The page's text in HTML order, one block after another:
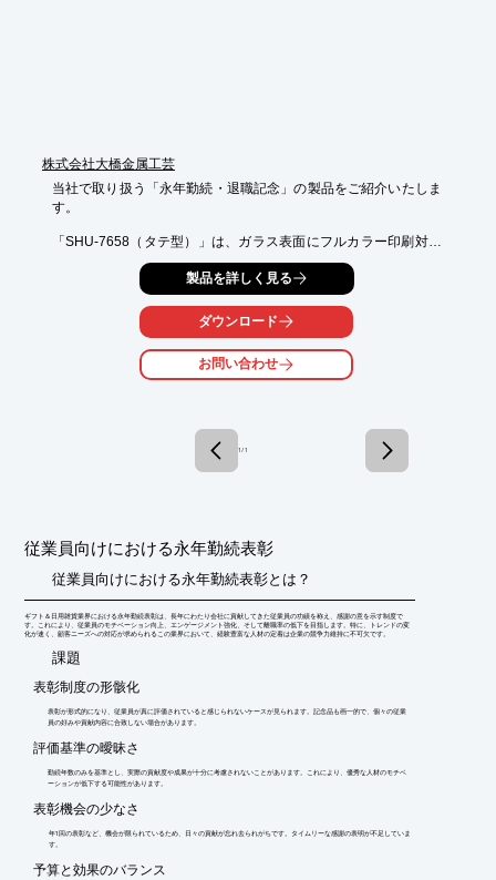
株式会社大橋金属工芸
当社で取り扱う「永年勤続・退職記念」の製品をご紹介いたしま
す。
「SHU-7658（タテ型）」は、ガラス表面にフルカラー印刷対応
背景をグラデーション仕様にする事もでき、華やかな仕上がりに
この他に、時計付記念品の「SBM-8297」や、本格蒔絵加工楯の
「SHH-7795（枝垂れ桜に月）」などもございます。
【ラインアップ（一部）】
■光学ガラス製一輪挿し SBM-8549
■光学ガラス製ペーパーウエイト SBM-8543
下さい。
製品を詳しく見る
ダウンロード
お問い合わせ
1 / 1
従業員向けにおける永年勤続表彰
従業員向けにおける永年勤続表彰とは？
ギフト＆日用雑貨業界における永年勤続表彰は、長年にわたり会社に貢献してきた従業員の功績を称え、感謝の意を示す制度で
す。これにより、従業員のモチベーション向上、エンゲージメント強化、そして離職率の低下を目指します。特に、トレンドの変
化が速く、顧客ニーズへの対応が求められるこの業界において、経験豊富な人材の定着は企業の競争力維持に不可欠です。
​課題
表彰制度の形骸化
表彰が形式的になり、従業員が真に評価されていると感じられないケースが見られます。記念品も画一的で、個々の従業
員の好みや貢献内容に合致しない場合があります。
評価基準の曖昧さ
勤続年数のみを基準とし、実際の貢献度や成果が十分に考慮されないことがあります。これにより、優秀な人材のモチベ
ーションが低下する可能性があります。
表彰機会の少なさ
年1回の表彰など、機会が限られているため、日々の貢献が忘れ去られがちです。タイムリーな感謝の表明が不足していま
す。
予算と効果のバランス